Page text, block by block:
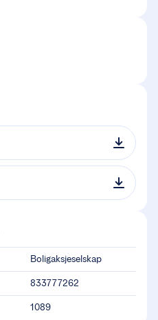
Boligaksjeselskap
833777262
1089